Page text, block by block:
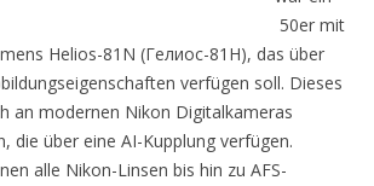
50er mit
Helios-81N (Гелиос-81Н), das über
verfügen soll. Dieses
an modernen Nikon Digitalkameras
die über eine AI-Kupplung verfügen.
alle Nikon-Linsen bis hin zu AFS-